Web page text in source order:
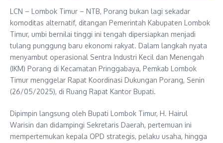
LCN – Lombok Timur – NTB, Porang bukan lagi sekadar
komoditas alternatif, ditangan Pemerintah Kabupaten Lombok
Timur, umbi bernilai tinggi ini tengah dipersiapkan menjadi
tulang punggung baru ekonomi rakyat. Dalam langkah nyata
menyambut operasional Sentra Industri Kecil dan Menengah
(IKM) Porang di Kecamatan Pringgabaya, Pemkab Lombok
Timur menggelar Rapat Koordinasi Dukungan Porang, Senin
(26/05/2025), di Ruang Rapat Kantor Bupati.
Dipimpin langsung oleh Bupati Lombok Timur, H. Hairul
Warisin dan didampingi Sekretaris Daerah, pertemuan ini
mempertemukan kepala OPD strategis, pelaku usaha, hingga